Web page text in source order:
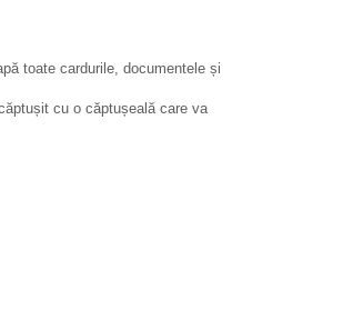
toate cardurile, documentele și
cu o căptușeală care va